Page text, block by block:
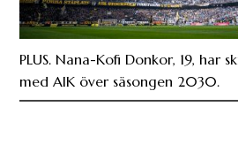
PLUS. Nana-Kofi Donkor, 19, har
med AIK över säsongen 2030.